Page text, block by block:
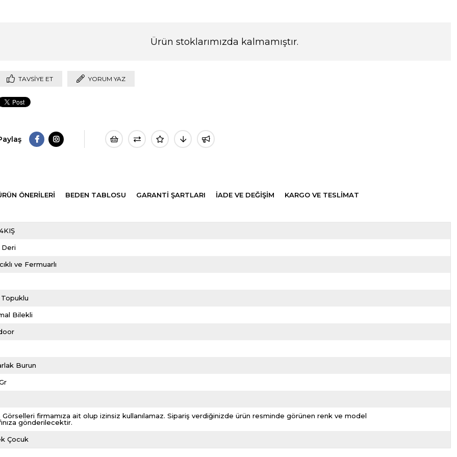
Ürün stoklarımızda kalmamıştır.
TAVSIYE ET YORUM YAZ
ÖNERILERI BEDEN TABLOSU GARANTİ ŞARTLARI İADE VE DEĞİŞİM KARGO VE TESLİMAT
Deri
ve Fermuarlı
Bilekli
Burun
Görselleri firmamıza ait olup izinsiz kullanılamaz. Sipariş verdiğinizde ürün resminde görünen renk ve model
gönderilecektir.
Çocuk